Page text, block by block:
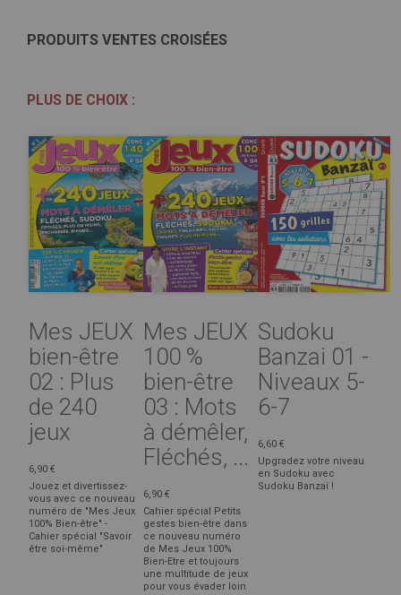
PRODUITS VENTES CROISÉES
PLUS DE CHOIX :
Mes JEUX
bien-être
02 : Plus
de 240
jeux
6,90 €
Jouez et divertissez-
vous avec ce nouveau
numéro de "Mes Jeux
100% Bien-être" -
Cahier spécial "Savoir
être soi-même"
Mes JEUX
100 %
bien-être
03 : Mots
à démêler,
Fléchés, ...
6,90 €
Cahier spécial Petits
gestes bien-être dans
ce nouveau numéro
de Mes Jeux 100%
Bien-Etre et toujours
une multitude de jeux
pour vous évader loin
Sudoku
Banzai 01 -
Niveaux 5-
6-7
6,60 €
Upgradez votre niveau
en Sudoku avec
Sudoku Banzaï !